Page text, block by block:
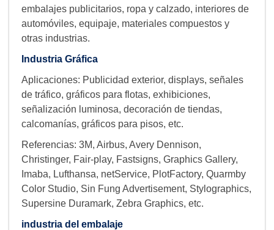
embalajes publicitarios, ropa y calzado, interiores de
automóviles, equipaje, materiales compuestos y
otras industrias.
Industria Gráfica
Aplicaciones: Publicidad exterior, displays, señales
de tráfico, gráficos para flotas, exhibiciones,
señalización luminosa, decoración de tiendas,
calcomanías, gráficos para pisos, etc.
Referencias: 3M, Airbus, Avery Dennison,
Christinger, Fair-play, Fastsigns, Graphics Gallery,
Imaba, Lufthansa, netService, PlotFactory, Quarmby
Color Studio, Sin Fung Advertisement, Stylographics,
Supersine Duramark, Zebra Graphics, etc.
industria del embalaje